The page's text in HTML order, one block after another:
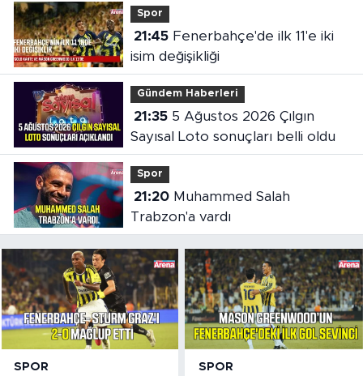
Spor
21:45Fenerbahçe'de ilk 11'e iki
isim değişikliği
Gündem Haberleri
21:355 Ağustos 2026 Çılgın
Sayısal Loto sonuçları belli oldu
Spor
21:20Muhammed Salah
Trabzon'a vardı
SPOR SPOR